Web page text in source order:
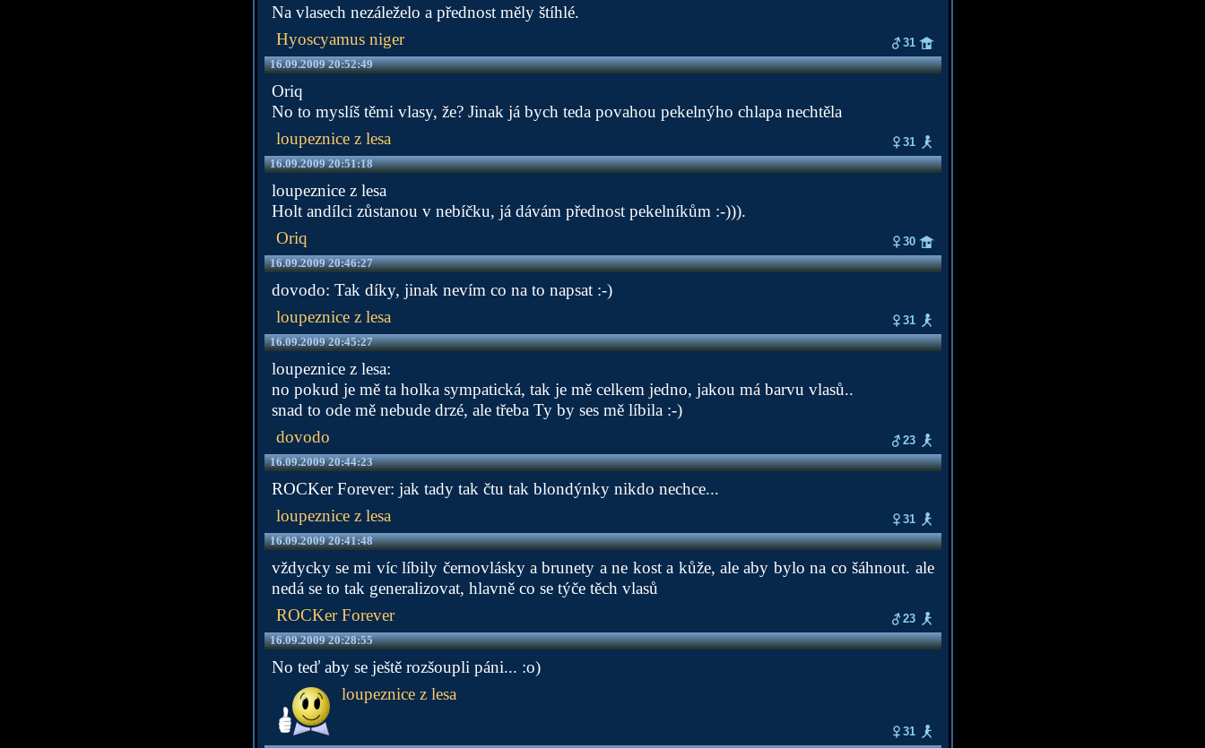
Na vlasech nezáleželo a přednost měly štíhlé.
Hyoscyamus niger
31
16.09.2009 20:52:49
Oriq
No to myslíš těmi vlasy, že? Jinak já bych teda povahou pekelnýho chlapa nechtěla
loupeznice z lesa
31
16.09.2009 20:51:18
loupeznice z lesa
Holt andílci zůstanou v nebíčku, já dávám přednost pekelníkům :-))).
Oriq
30
16.09.2009 20:46:27
dovodo: Tak díky, jinak nevím co na to napsat :-)
loupeznice z lesa
31
16.09.2009 20:45:27
loupeznice z lesa:
no pokud je mě ta holka sympatická, tak je mě celkem jedno, jakou má barvu vlasů..
snad to ode mě nebude drzé, ale třeba Ty by ses mě líbila :-)
dovodo
23
16.09.2009 20:44:23
ROCKer Forever: jak tady tak čtu tak blondýnky nikdo nechce...
loupeznice z lesa
31
16.09.2009 20:41:48
vždycky se mi víc líbily černovlásky a brunety a ne kost a kůže, ale aby bylo na co šáhnout. ale
nedá se to tak generalizovat, hlavně co se týče těch vlasů
ROCKer Forever
23
16.09.2009 20:28:55
No teď aby se ještě rozšoupli páni... :o)
loupeznice z lesa
31